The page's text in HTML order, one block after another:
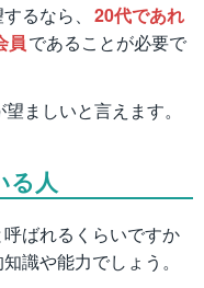
るなら、 20代であれ
員であることが必要で
ましいと言えます。
る人
ばれるくらいですか
識や能力でしょう。